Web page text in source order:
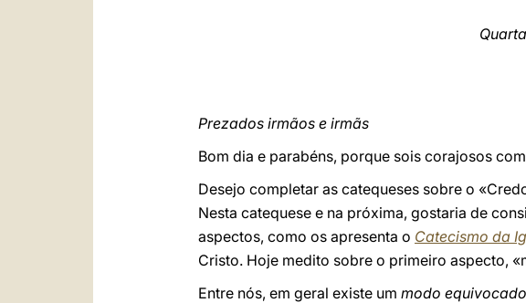
Prezados irmãos e irmãs
Bom dia e parabéns, porque sois corajosos
Desejo completar as catequeses sobre o
Nesta catequese e na próxima, gostaria de
aspectos, como os apresenta o Catecismo da
Cristo. Hoje medito sobre o primeiro aspecto,
Entre nós, em geral existe um modo